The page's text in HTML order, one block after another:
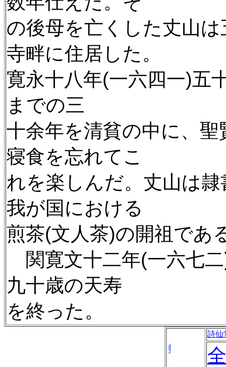
の後母を亡くした丈山
寺畔に住居した。
寛永十八年(一六四一)五
までの三
十余年を清貧の中に、
寝食を忘れてこ
れを楽しんだ。丈山は
我が国における
煎茶(文人茶)の開祖であ
関寛文十二年(一六七
九十歳の天寿
を終った。
詩